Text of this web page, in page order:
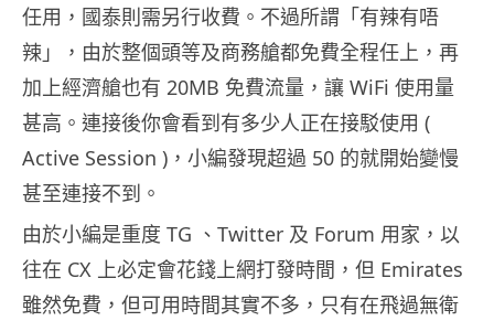
任用，國泰則需另行收費。不過所謂「有辣有唔
辣」，由於整個頭等及商務艙都免費全程任上，再
加上經濟艙也有 20MB 免費流量，讓 WiFi 使用量
甚高。連接後你會看到有多少人正在接駁使用 (
Active Session )，小編發現超過 50 的就開始變慢
甚至連接不到。
由於小編是重度 TG 、Twitter 及 Forum 用家，以
往在 CX 上必定會花錢上網打發時間，但 Emirates
雖然免費，但可用時間其實不多，只有在飛過無衛